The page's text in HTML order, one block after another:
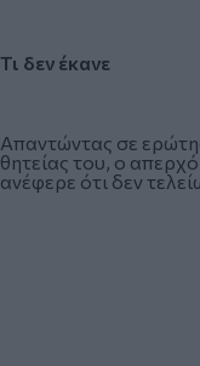
Τι δεν έκανε
Απαντώντας σε
θητείας του, ο
ανέφερε ότι δεν